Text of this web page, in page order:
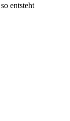
entsteht